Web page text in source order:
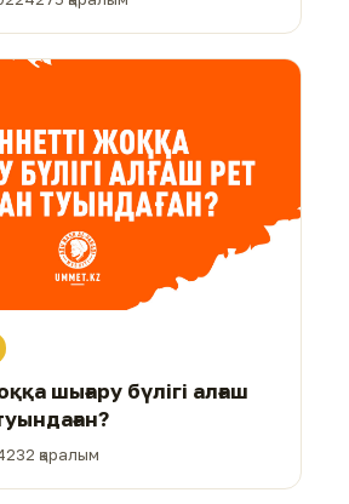
шығару бүлігі алғаш
қаралым